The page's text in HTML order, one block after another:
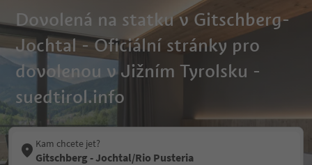
Dovolená na statku v Gitschberg-
Jochtal - Oficiální stránky pro
dovolenou v Jižním Tyrolsku -
suedtirol.info
Kam chcete jet?
Gitschberg - Jochtal/Rio Pusteria